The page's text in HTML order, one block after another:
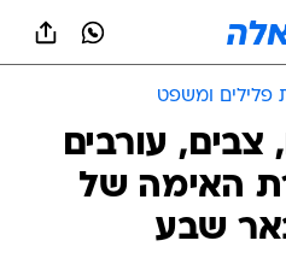
פלילים ומשפט
צבים, עורבים
האימה של
שבע